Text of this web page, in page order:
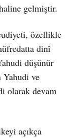
gelmiştir.
özellikle
dinî
düşünür
Yahudi ve
olarak devam
açıkça